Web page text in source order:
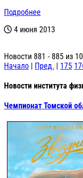
Подробнее
4 июня 2013
Новости 881 - 885 из
Начало | Пред. | 175
Новости института
Чемпионат Томской